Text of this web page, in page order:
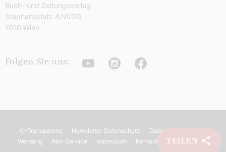
TEILEN
Buch- und Zeitungsverlag
Stephansplatz 4/VI/DG
1010 Wien
Folgen Sie uns: YoutubeInstagramFacebook
KI-Transparenz Newsletter Datenschutz Datenschutz
Werbung
Abo-Service Impressum Kontakt Barrierefreiheit